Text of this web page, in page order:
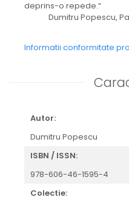
deprins-o repede.“
Dumitru Popescu,
Informatii conformitate
Autor:
Dumitru Popescu
ISBN / ISSN:
978-606-46-1595-4
Colectie: